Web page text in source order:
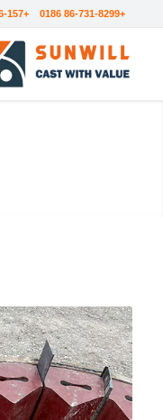
+86-731-8299 0186 +86-157 7313 2058
قطع غيار VSI